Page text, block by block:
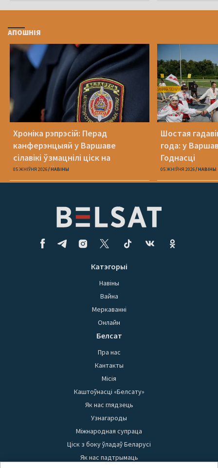
АПОШНІЯ
Хроніка рэпрэсій: Перад
канферэнцыяй у Варшаве
сілавікі ўзмацнілі ціск на
беларусаў
05 ЖНІЎНЯ 2026 НАВІНЫ
Шостая
года: у
Годнасці
05 ЖНІЎНЯ 2026 НАВІНЫ
Катэгорыі
Навіны
Вайна
Меркаванні
Онлайн
Белсат
Пра нас
Кантакты
Місія
Каштоўнасці «Белсату»
Як нас глядзець
Узнагароды
Міжнародная супраца
Ціск з боку ўладаў Беларусі
Як нас падтрымаць